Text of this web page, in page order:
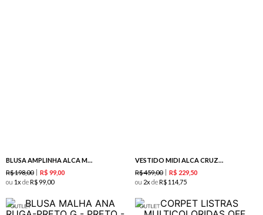
BLUSA AMPLINHA ALCA MARINHO
R$198,00 R$ 9900
ou 1 deR$ 99 00
VESTIDO MIDI ALCA CRUZADA NAS COSTAS SUN
R$459,00 R$ 229 50
ou 2 deR$ 11475